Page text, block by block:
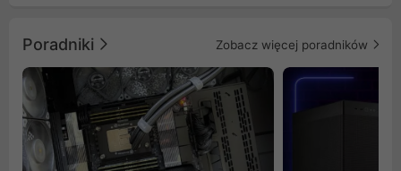
Poradniki Zobacz więcej poradników